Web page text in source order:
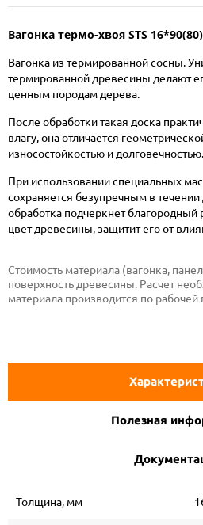
Вагонка термо-хвоя STS
Вагонка из термированной сосны.
термированной древесины делают
ценным породам дерева.
После обработки такая доска
влагу, она отличается
износостойкостью и долговечностью.
При использовании специальных
сохраняется безупречным в течении
обработка подчеркнет
цвет древесины, защитит его от
Стоимость материала (вагонка,
поверхность древесины. Расчет
материала производится по рабочей
Полезная
Толщина, мм